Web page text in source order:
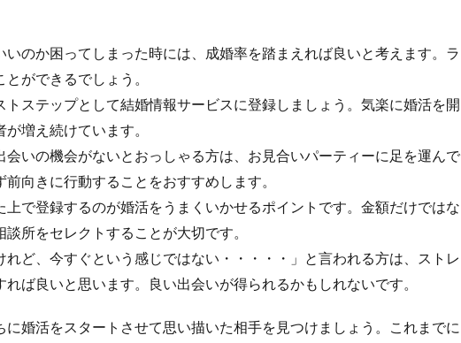
のか困ってしまった時には、成婚率を踏まえれば良いと考えます。ラ
ができるでしょう。
ステップとして結婚情報サービスに登録しましょう。気楽に婚活を開
増え続けています。
いの機会がないとおっしゃる方は、お見合いパーティーに足を運んで
向きに行動することをおすすめします。
で登録するのが婚活をうまくいかせるポイントです。金額だけではな
所をセレクトすることが大切です。
れど、今すぐという感じではない・・・・・」と言われる方は、ストレ
ば良いと思います。良い出会いが得られるかもしれないです。
婚活をスタートさせて思い描いた相手を見つけましょう。これまでに